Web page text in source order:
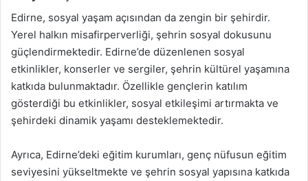
Edirne, sosyal yaşam açısından da zengin bir şehirdir.
Yerel halkın misafirperverliği, şehrin sosyal dokusunu
güçlendirmektedir. Edirne’de düzenlenen sosyal
etkinlikler, konserler ve sergiler, şehrin kültürel yaşamına
katkıda bulunmaktadır. Özellikle gençlerin katılım
gösterdiği bu etkinlikler, sosyal etkileşimi artırmakta ve
şehirdeki dinamik yaşamı desteklemektedir.
Ayrıca, Edirne’deki eğitim kurumları, genç nüfusun eğitim
seviyesini yükseltmekte ve şehrin sosyal yapısına katkıda